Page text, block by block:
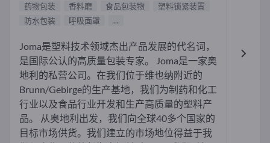
药物包装
香料磨 食品包装物
塑料锁紧装置
防水包装
呼吸面罩 ...
Joma是塑料技术领域杰出产品发展的代名词，
是国际公认的高质量包装专家。 Joma是一家奥
地利的私营公司。在我们位于维也纳附近的
Brunn/Gebirge的生产基地，我们为制药和化工
行业以及食品行业开发和生产高质量的塑料产
品。 从奥地利出发，我们向全球40多个国家的
目标市场供货。我们建立的市场地位得益于我